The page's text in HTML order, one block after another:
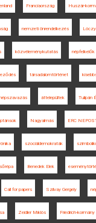
Franciaország Huszár-
nemzeti önrendelkezés
közvéleménykutatás népfelkelők
társadalomtörténet
népszavazás áttelepültek Tulipán
Nagyalmás ERC
szociáldemokraták
Benedek Elek
Call for papers Szilvay Gergely
Zeidler Miklós Friedrich-kormány